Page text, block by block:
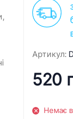
Артикул:
520
Немає